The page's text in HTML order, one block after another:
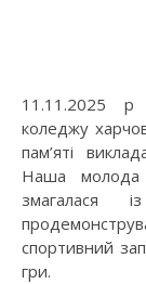
11.11.2025 р на базі Тернопільського Фахового
коледжу
пам’яті
Наша молода
змагалася
спортивний
гри.